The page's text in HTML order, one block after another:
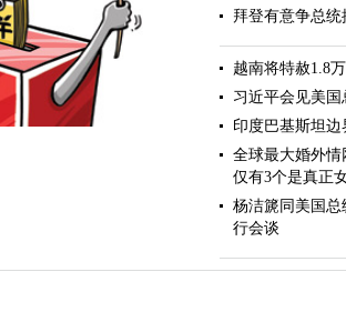
苦难的地中海
拜登有意争总统
越南将特赦1.8
习近平会见美
印度巴基斯坦边
全球最大婚外
仅有3个是真正
杨洁篪同美国
行会谈